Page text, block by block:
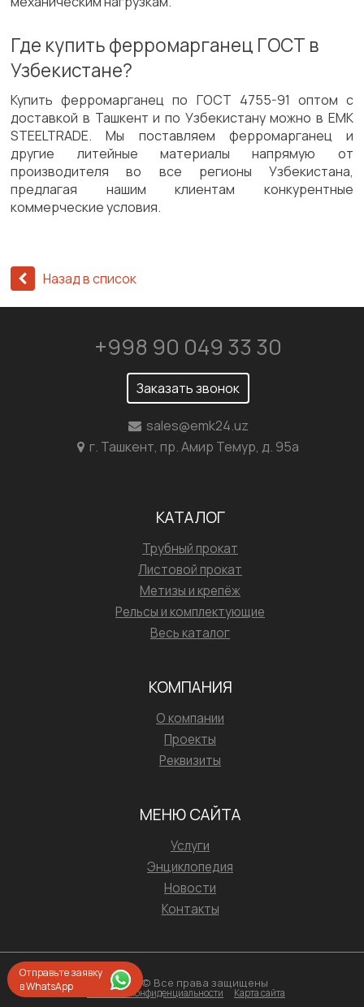
Отправьте заявку
в WhatsApp
Где купить ферромарганец ГОСТ в
Узбекистане?
Купить ферромарганец по ГОСТ 4755-91 оптом с
доставкой в Ташкент и по Узбекистану можно в EMK
STEELTRADE. Мы поставляем ферромарганец и
другие литейные материалы напрямую от
производителя во все регионы Узбекистана,
предлагая нашим клиентам конкурентные
коммерческие условия.
Назад в список
+998 90 049 33 30
Заказать звонок
sales@emk24.uz
г. Ташкент, пр. Амир Темур, д. 95а
КАТАЛОГ
Трубный прокат
Листовой прокат
Метизы и крепёж
Рельсы и комплектующие
Весь каталог
КОМПАНИЯ
О компании
Проекты
Реквизиты
МЕНЮ САЙТА
Услуги
Энциклопедия
Новости
Контакты
2026 © Все права защищены
Политика конфиденциальности Карта сайта